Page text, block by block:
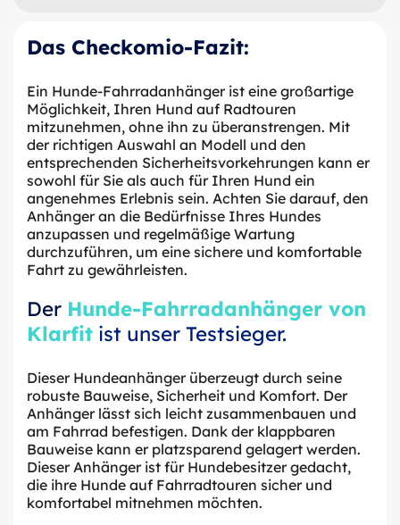
Das Checkomio-Fazit:
Ein Hunde-Fahrradanhänger ist eine großartige
Möglichkeit, Ihren Hund auf Radtouren
mitzunehmen, ohne ihn zu überanstrengen. Mit
der richtigen Auswahl an Modell und den
entsprechenden Sicherheitsvorkehrungen kann er
sowohl für Sie als auch für Ihren Hund ein
angenehmes Erlebnis sein. Achten Sie darauf, den
Anhänger an die Bedürfnisse Ihres Hundes
anzupassen und regelmäßige Wartung
durchzuführen, um eine sichere und komfortable
Fahrt zu gewährleisten.
Der Hunde-Fahrradanhänger von
Klarfit ist unser Testsieger.
Dieser Hundeanhänger überzeugt durch seine
robuste Bauweise, Sicherheit und Komfort. Der
Anhänger lässt sich leicht zusammenbauen und
am Fahrrad befestigen. Dank der klappbaren
Bauweise kann er platzsparend gelagert werden.
Dieser Anhänger ist für Hundebesitzer gedacht,
die ihre Hunde auf Fahrradtouren sicher und
komfortabel mitnehmen möchten.